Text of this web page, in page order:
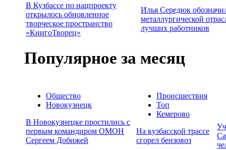
В Кузбассе по нацпроекту
открылось обновленное
творческое пространство
«КнигоТворец»
Илья Середюк
металлургической
лучших работников
Популярное за месяц
Общество
Новокузнецк
В Новокузнецке простились с
первым командиром ОМОН
Сергеем Добижей
Происшествия
Топ
Кемерово
На кузбасской трассе
сгорел бензовоз